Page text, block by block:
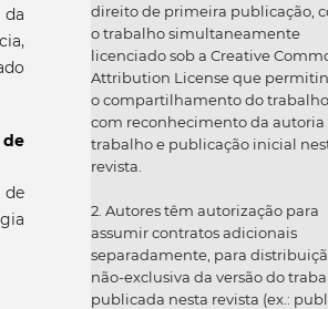
direito de primeira publicação,
o trabalho simultaneamente
licenciado sob a Creative
Attribution License que
o compartilhamento do trabalho
com reconhecimento da autoria
trabalho e publicação inicial
revista.
2. Autores têm autorização para
assumir contratos adicionais
separadamente, para
não-exclusiva da versão do
publicada nesta revista (ex.: